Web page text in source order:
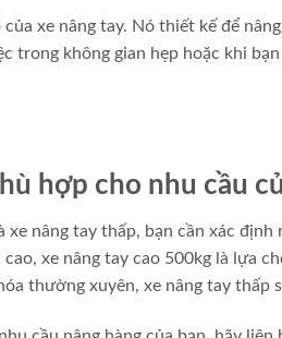
xe nâng tay. Nó thiết kế để
trong không gian hẹp hoặc khi
hợp cho nhu cầu
nâng tay thấp, bạn cần xác
xe nâng tay cao 500kg là lựa
thường xuyên, xe nâng tay thấp